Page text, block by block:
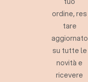
ordine, res
tare
aggiornato
su tutte le
novità e
ricevere